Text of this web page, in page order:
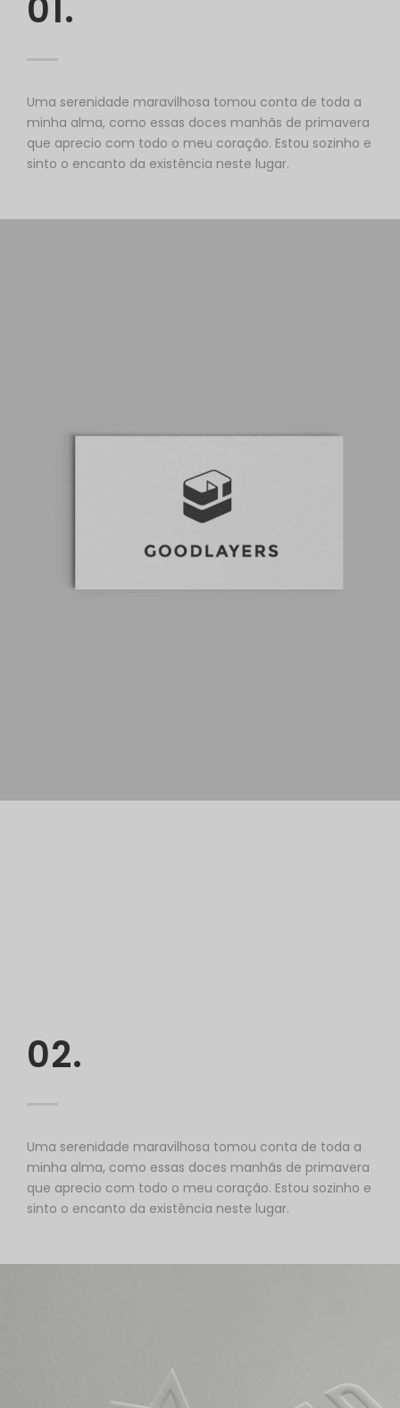
Uma serenidade maravilhosa tomou conta de toda a
minha alma, como essas doces manhãs de primavera
que aprecio com todo o meu coração. Estou sozinho e
sinto o encanto da existência neste lugar.
02.
Uma serenidade maravilhosa tomou conta de toda a
minha alma, como essas doces manhãs de primavera
que aprecio com todo o meu coração. Estou sozinho e
sinto o encanto da existência neste lugar.